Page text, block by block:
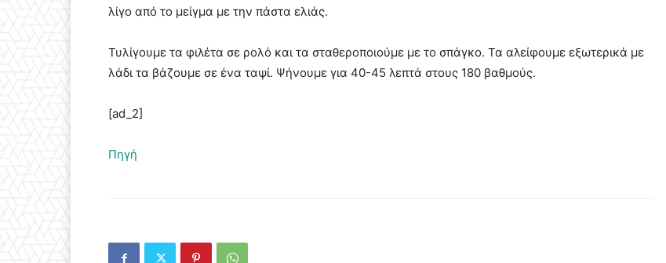
λίγο από το μείγμα με την πάστα ελιάς.
Τυλίγουμε τα φιλέτα σε ρολό και τα σταθεροποιούμε με το σπάγκο. Τα αλείφουμε εξωτερικά με
λάδι τα βάζουμε σε ένα ταψί. Ψήνουμε για 40-45 λεπτά στους 180 βαθμούς.
[ad_2]
Πηγή